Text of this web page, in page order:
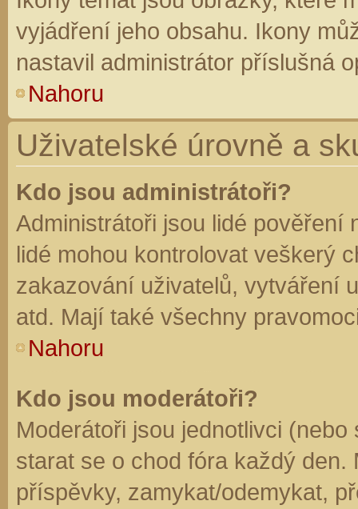
vyjádření jeho obsahu. Ikony
nastavil administrátor příslušná
Nahoru
Uživatelské úrovně a
Kdo jsou administrátoři?
Administrátoři jsou lidé pověření
lidé mohou kontrolovat veškerý
zakazování uživatelů, vytváření
atd. Mají také všechny
Nahoru
Kdo jsou moderátoři?
Moderátoři jsou jednotlivci
starat se o chod fóra každý
příspěvky, zamykat/odemykat,